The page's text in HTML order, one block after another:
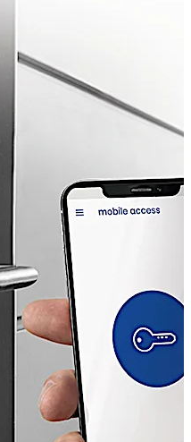
sind
den digitalen Schlüssel
öffnen die Tür per App.
End-to-End
die Zutrittsdaten selbst
Smartphone darauf
Sie digitale Schlüssel über
Sie flexibel an, wer
hat.
speziellen TapGo
Mobile Access App
einmal zu starten.
so dass sich alle
bequem öffnen lassen
Durch smarte digitale
Geld sparen und neue